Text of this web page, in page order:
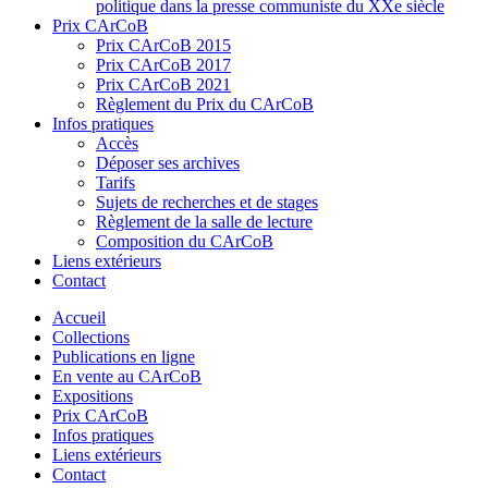
politique dans la presse communiste du XXe siècle
Prix CArCoB
Prix CArCoB 2015
Prix CArCoB 2017
Prix CArCoB 2021
Règlement du Prix du CArCoB
Infos pratiques
Accès
Déposer ses archives
Tarifs
Sujets de recherches et de stages
Règlement de la salle de lecture
Composition du CArCoB
Liens extérieurs
Contact
Accueil
Collections
Publications en ligne
En vente au CArCoB
Expositions
Prix CArCoB
Infos pratiques
Liens extérieurs
Contact